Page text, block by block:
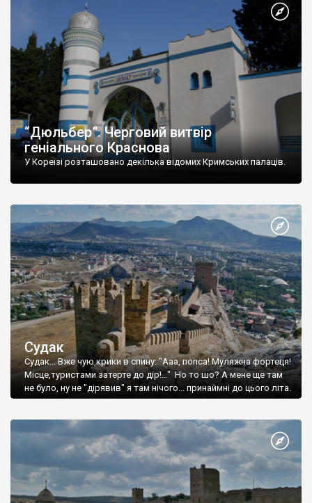
“Дюльбер”. Черговий витвір
геніального Краснова
У Кореїзі розташовано декілька відомих Кримських палаців.
Судак
Судак... Вже чую крики в спину: "Ааа, попса! Муляжна фортеця!
Місце,туристами затерте до дір!..." Но то шо? А мене ще там
не було, ну не "дірявив" я там нічого... принаймні до цього літа.